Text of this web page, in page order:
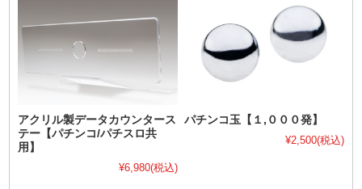
アクリル製データカウンタース
テー【パチンコ/パチスロ共
用】
¥6,980(税込)
パチンコ玉【１,０００発】
¥2,500(税込)